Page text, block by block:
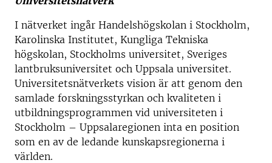
I nätverket ingår Handelshögskolan i Stockholm,
Karolinska Institutet, Kungliga Tekniska
högskolan, Stockholms universitet, Sveriges
lantbruksuniversitet och Uppsala universitet.
Universitetsnätverkets vision är att genom den
samlade forskningsstyrkan och kvaliteten i
utbildningsprogrammen vid universiteten i
Stockholm – Uppsalaregionen inta en position
som en av de ledande kunskapsregionerna i
världen.